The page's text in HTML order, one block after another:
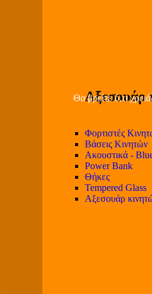
Αξεσουάρ
Φορτιστές
Βάσεις Κινητών
Ακουστικά -
Power Bank
Θήκες
Tempered Glass
Αξεσουάρ
Θα βρείτε ό,τι